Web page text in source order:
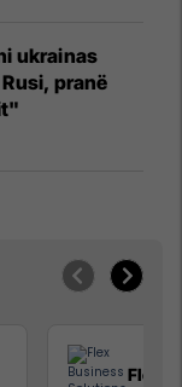
ukrainas
pranë
Flex